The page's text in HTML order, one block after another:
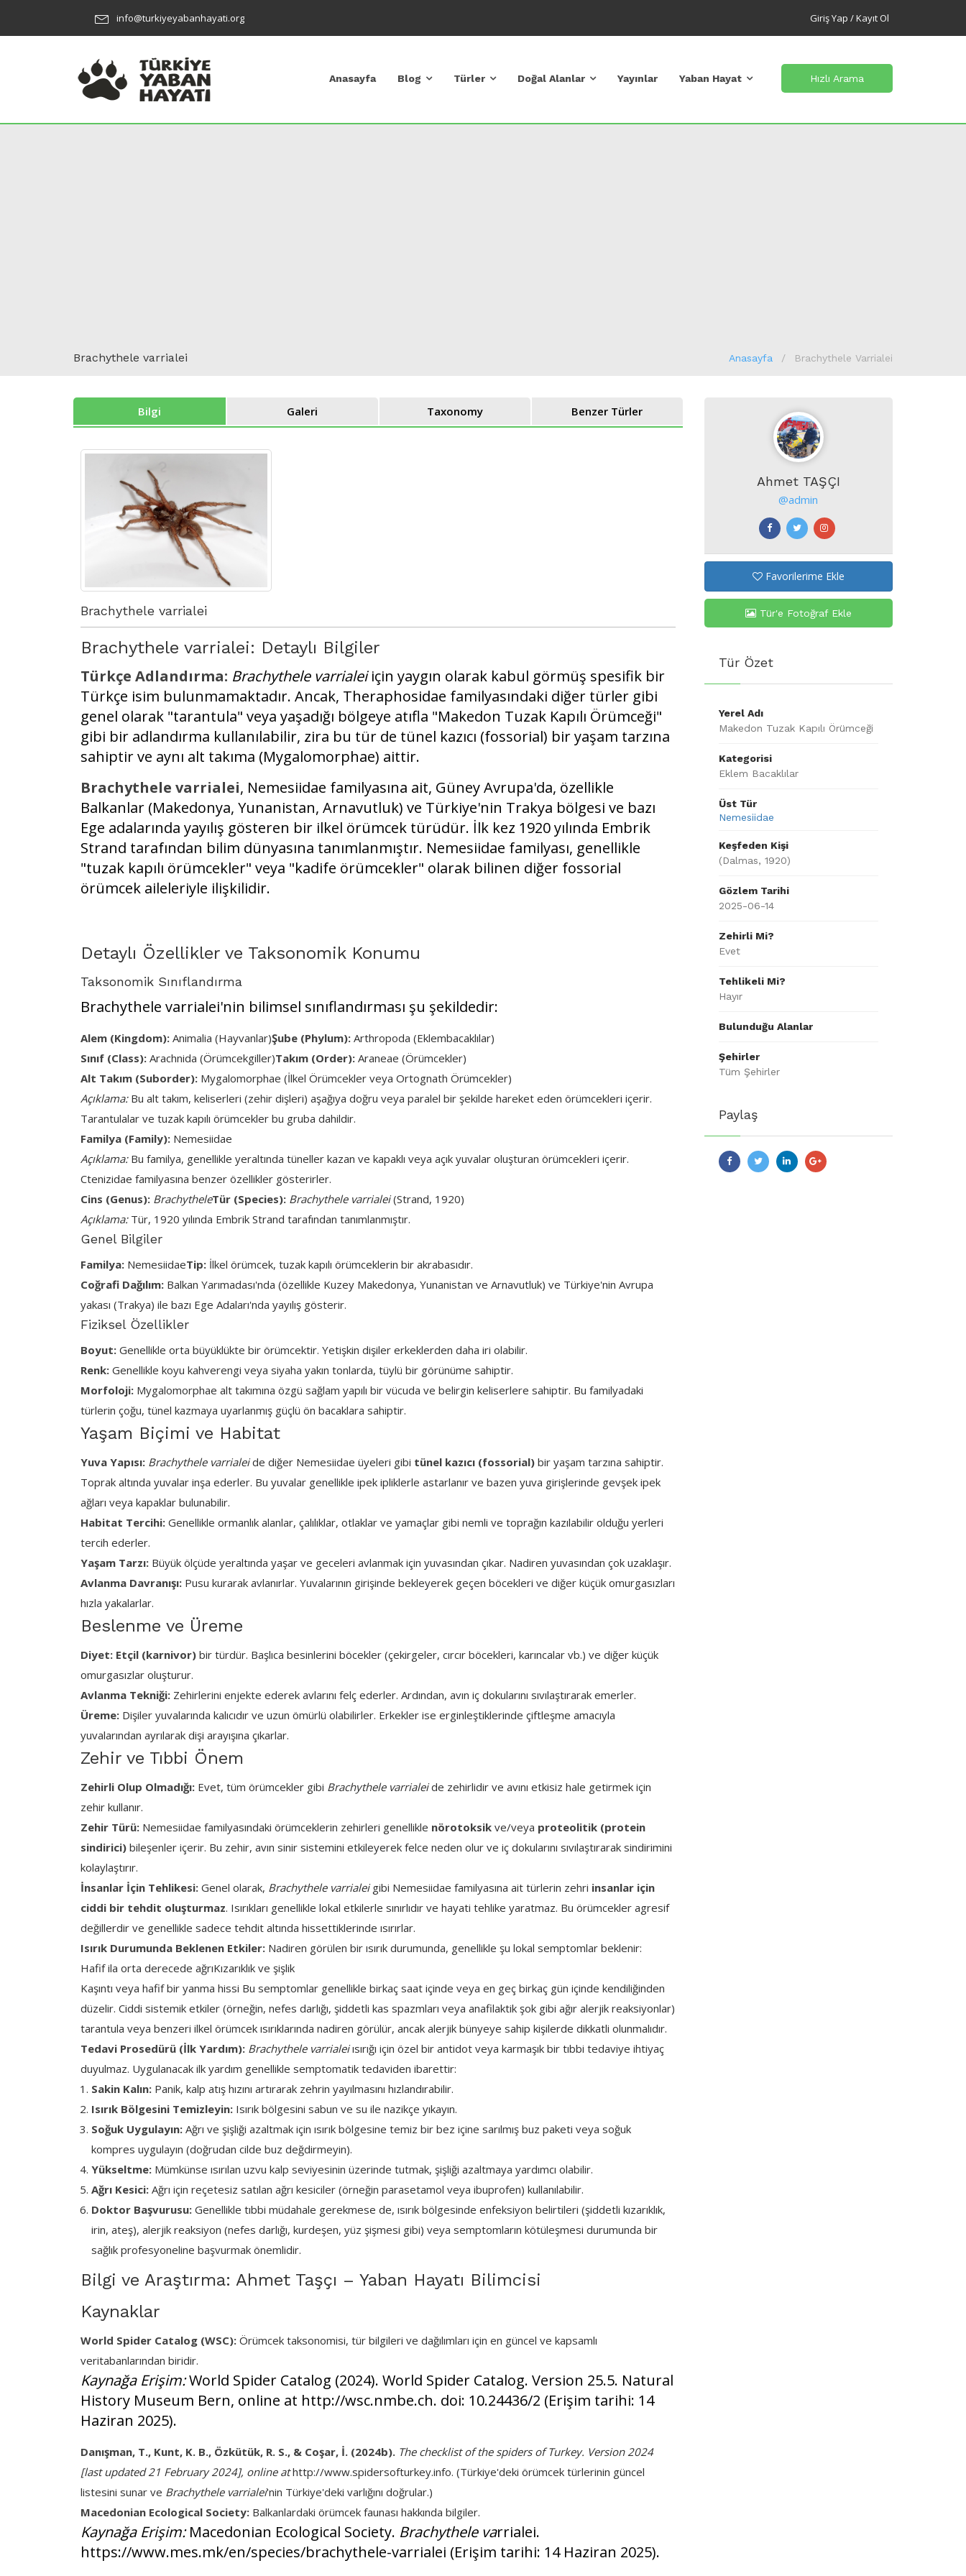
info@turkiyeyabanhayati.org Giriş Yap / Kayıt Ol
Anasayfa Blog Türler Doğal Alanlar Yayınlar Yaban Hayat Hızlı Arama
Brachythele varrialei Anasayfa Brachythele Varrialei
Bilgi Galeri Taxonomy Benzer Türler
Brachythele varrialei
Brachythele varrialei: Detaylı Bilgiler
Türkçe Adlandırma: Brachythele varrialeiiçin yaygın olarak kabul görmüş spesifik bir
Türkçe isim bulunmamaktadır. Ancak, Theraphosidae familyasındaki diğer türler gibi
genel olarak "tarantula" veya yaşadığı bölgeye atıfla "Makedon Tuzak Kapılı Örümceği"
gibi bir adlandırma kullanılabilir, zira bu tür de tünel kazıcı (fossorial) bir yaşam tarzına
sahiptir ve aynı alt takıma (Mygalomorphae) aittir.
Brachythele varrialei, Nemesiidae familyasına ait, Güney Avrupa'da, özellikle
Balkanlar (Makedonya, Yunanistan, Arnavutluk) ve Türkiye'nin Trakya bölgesi ve bazı
Ege adalarında yayılış gösteren bir ilkel örümcek türüdür. İlk kez 1920 yılında Embrik
Strand tarafından bilim dünyasına tanımlanmıştır. Nemesiidae familyası, genellikle
"tuzak kapılı örümcekler" veya "kadife örümcekler" olarak bilinen diğer fossorial
örümcek aileleriyle ilişkilidir.
Detaylı Özellikler ve Taksonomik Konumu
Taksonomik Sınıflandırma
Brachythele varrialei'nin bilimsel sınıflandırması şu şekildedir:
Alem (Kingdom): Animalia (Hayvanlar)Şube (Phylum): Arthropoda (Eklembacaklılar)
Sınıf (Class): Arachnida (Örümcekgiller)Takım (Order): Araneae (Örümcekler)
Alt Takım (Suborder): Mygalomorphae (İlkel Örümcekler veya Ortognath Örümcekler)
Açıklama:Bu alt takım, keliserleri (zehir dişleri) aşağıya doğru veya paralel bir şekilde hareket eden örümcekleri içerir.
Tarantulalar ve tuzak kapılı örümcekler bu gruba dahildir.
Familya (Family): Nemesiidae
Açıklama:Bu familya, genellikle yeraltında tüneller kazan ve kapaklı veya açık yuvalar oluşturan örümcekleri içerir.
Ctenizidae familyasına benzer özellikler gösterirler.
Cins (Genus): BrachytheleTür (Species): Brachythele varrialei(Strand, 1920)
Açıklama:Tür, 1920 yılında Embrik Strand tarafından tanımlanmıştır.
Genel Bilgiler
Familya: NemesiidaeTip: İlkel örümcek, tuzak kapılı örümceklerin bir akrabasıdır.
Coğrafi Dağılım: Balkan Yarımadası'nda (özellikle Kuzey Makedonya, Yunanistan ve Arnavutluk) ve Türkiye'nin Avrupa
yakası (Trakya) ile bazı Ege Adaları'nda yayılış gösterir.
Fiziksel Özellikler
Boyut: Genellikle orta büyüklükte bir örümcektir. Yetişkin dişiler erkeklerden daha iri olabilir.
Renk: Genellikle koyu kahverengi veya siyaha yakın tonlarda, tüylü bir görünüme sahiptir.
Morfoloji: Mygalomorphae alt takımına özgü sağlam yapılı bir vücuda ve belirgin keliserlere sahiptir. Bu familyadaki
türlerin çoğu, tünel kazmaya uyarlanmış güçlü ön bacaklara sahiptir.
Yaşam Biçimi ve Habitat
Yuva Yapısı: Brachythele varrialeide diğer Nemesiidae üyeleri gibi tünel kazıcı (fossorial) bir yaşam tarzına sahiptir.
Toprak altında yuvalar inşa ederler. Bu yuvalar genellikle ipek ipliklerle astarlanır ve bazen yuva girişlerinde gevşek ipek
ağları veya kapaklar bulunabilir.
Habitat Tercihi: Genellikle ormanlık alanlar, çalılıklar, otlaklar ve yamaçlar gibi nemli ve toprağın kazılabilir olduğu yerleri
tercih ederler.
Yaşam Tarzı: Büyük ölçüde yeraltında yaşar ve geceleri avlanmak için yuvasından çıkar. Nadiren yuvasından çok uzaklaşır.
Avlanma Davranışı: Pusu kurarak avlanırlar. Yuvalarının girişinde bekleyerek geçen böcekleri ve diğer küçük omurgasızları
hızla yakalarlar.
Beslenme ve Üreme
Diyet: Etçil (karnivor) bir türdür. Başlıca besinlerini böcekler (çekirgeler, cırcır böcekleri, karıncalar vb.) ve diğer küçük
omurgasızlar oluşturur.
Avlanma Tekniği: Zehirlerini enjekte ederek avlarını felç ederler. Ardından, avın iç dokularını sıvılaştırarak emerler.
Üreme: Dişiler yuvalarında kalıcıdır ve uzun ömürlü olabilirler. Erkekler ise erginleştiklerinde çiftleşme amacıyla
yuvalarından ayrılarak dişi arayışına çıkarlar.
Zehir ve Tıbbi Önem
Zehirli Olup Olmadığı: Evet, tüm örümcekler gibi Brachythele varrialeide zehirlidir ve avını etkisiz hale getirmek için
zehir kullanır.
Zehir Türü: Nemesiidae familyasındaki örümceklerin zehirleri genellikle nörotoksik ve/veya proteolitik (protein
sindirici) bileşenler içerir. Bu zehir, avın sinir sistemini etkileyerek felce neden olur ve iç dokularını sıvılaştırarak sindirimini
kolaylaştırır.
İnsanlar İçin Tehlikesi: Genel olarak, Brachythele varrialeigibi Nemesiidae familyasına ait türlerin zehri insanlar için
ciddi bir tehdit oluşturmaz. Isırıkları genellikle lokal etkilerle sınırlıdır ve hayati tehlike yaratmaz. Bu örümcekler agresif
değillerdir ve genellikle sadece tehdit altında hissettiklerinde ısırırlar.
Isırık Durumunda Beklenen Etkiler: Nadiren görülen bir ısırık durumunda, genellikle şu lokal semptomlar beklenir:
Hafif ila orta derecede ağrıKızarıklık ve şişlik
Kaşıntı veya hafif bir yanma hissi Bu semptomlar genellikle birkaç saat içinde veya en geç birkaç gün içinde kendiliğinden
düzelir. Ciddi sistemik etkiler (örneğin, nefes darlığı, şiddetli kas spazmları veya anafilaktik şok gibi ağır alerjik reaksiyonlar)
tarantula veya benzeri ilkel örümcek ısırıklarında nadiren görülür, ancak alerjik bünyeye sahip kişilerde dikkatli olunmalıdır.
Tedavi Prosedürü (İlk Yardım): Brachythele varrialeiısırığı için özel bir antidot veya karmaşık bir tıbbi tedaviye ihtiyaç
duyulmaz. Uygulanacak ilk yardım genellikle semptomatik tedaviden ibarettir:
Sakin Kalın: Panik, kalp atış hızını artırarak zehrin yayılmasını hızlandırabilir.
Isırık Bölgesini Temizleyin: Isırık bölgesini sabun ve su ile nazikçe yıkayın.
Soğuk Uygulayın: Ağrı ve şişliği azaltmak için ısırık bölgesine temiz bir bez içine sarılmış buz paketi veya soğuk
kompres uygulayın (doğrudan cilde buz değdirmeyin).
Yükseltme: Mümkünse ısırılan uzvu kalp seviyesinin üzerinde tutmak, şişliği azaltmaya yardımcı olabilir.
Ağrı Kesici: Ağrı için reçetesiz satılan ağrı kesiciler (örneğin parasetamol veya ibuprofen) kullanılabilir.
Doktor Başvurusu: Genellikle tıbbi müdahale gerekmese de, ısırık bölgesinde enfeksiyon belirtileri (şiddetli kızarıklık,
irin, ateş), alerjik reaksiyon (nefes darlığı, kurdeşen, yüz şişmesi gibi) veya semptomların kötüleşmesi durumunda bir
sağlık profesyoneline başvurmak önemlidir.
Bilgi ve Araştırma: Ahmet Taşçı – Yaban Hayatı Bilimcisi
Kaynaklar
World Spider Catalog (WSC): Örümcek taksonomisi, tür bilgileri ve dağılımları için en güncel ve kapsamlı
veritabanlarından biridir.
Kaynağa Erişim:World Spider Catalog (2024). World Spider Catalog. Version 25.5. Natural
History Museum Bern, online at http://wsc.nmbe.ch. doi: 10.24436/2 (Erişim tarihi: 14
Haziran 2025).
Danışman, T., Kunt, K. B., Özkütük, R. S., & Coşar, İ. (2024b). The checklist of the spiders of Turkey. Version 2024
[last updated 21 February 2024], online athttp://www.spidersofturkey.info. (Türkiye'deki örümcek türlerinin güncel
listesini sunar ve Brachythele varrialei'nin Türkiye'deki varlığını doğrular.)
Macedonian Ecological Society: Balkanlardaki örümcek faunası hakkında bilgiler.
Kaynağa Erişim:Macedonian Ecological Society. Brachythele varrialei.
https://www.mes.mk/en/species/brachythele-varrialei (Erişim tarihi: 14 Haziran 2025).
Ahmet TAŞÇI
@admin
Favorilerime Ekle
Tür'e Fotoğraf Ekle
Tür Özet
Yerel Adı
Makedon Tuzak Kapılı Örümceği
Kategorisi
Eklem Bacaklılar
Üst Tür
Nemesiidae
Keşfeden Kişi
(Dalmas, 1920)
Gözlem Tarihi
2025-06-14
Zehirli Mi?
Evet
Tehlikeli Mi?
Hayır
Bulunduğu Alanlar
Şehirler
Tüm Şehirler
Paylaş